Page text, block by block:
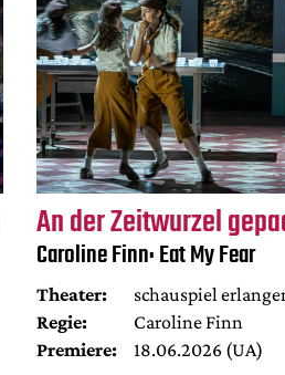
An der Zeitwurzel
Caroline Finn: Eat My Fear
Theater:
schauspiel
Regie:
Caroline Finn
Premiere:
18.06.2026 (UA)